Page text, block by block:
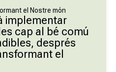
el Nostre món
implementar
cap al bé comú
després
el